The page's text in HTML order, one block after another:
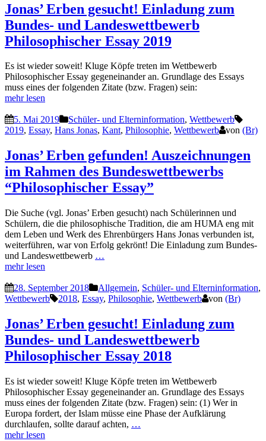
Jonas’ Erben gesucht! Einladung zum
Bundes- und Landeswettbewerb
Philosophischer Essay 2019
Es ist wieder soweit! Kluge Köpfe treten im Wettbewerb
Philosophischer Essay gegeneinander an. Grundlage des Essays
muss eines der folgenden Zitate (bzw. Fragen) sein:
mehr lesen
5. Mai 2019 Schüler- und Elterninformation, Wettbewerb
2019, Essay, Hans Jonas, Kant, Philosophie, Wettbewerb von (Br)
Jonas’ Erben gefunden! Auszeichnungen
im Rahmen des Bundeswettbewerbs
“Philosophischer Essay”
Die Suche (vgl. Jonas’ Erben gesucht) nach Schülerinnen und
Schülern, die die philosophische Tradition, die am HUMA eng mit
dem Leben und Werk des Ehrenbürgers Hans Jonas verbunden ist,
weiterführen, war von Erfolg gekrönt! Die Einladung zum Bundes-
und Landeswettbewerb …
mehr lesen
28. September 2018 Allgemein, Schüler- und Elterninformation,
Wettbewerb
2018, Essay, Philosophie, Wettbewerb von (Br)
Jonas’ Erben gesucht! Einladung zum
Bundes- und Landeswettbewerb
Philosophischer Essay 2018
Es ist wieder soweit! Kluge Köpfe treten im Wettbewerb
Philosophischer Essay gegeneinander an. Grundlage des Essays
muss eines der folgenden Zitate (bzw. Fragen) sein: (1) Wer in
Europa fordert, der Islam müsse eine Phase der Aufklärung
durchlaufen, sollte darauf achten, …
mehr lesen